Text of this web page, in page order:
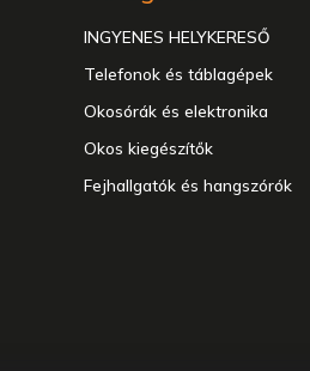
INGYENES HELYKERESŐ
Telefonok és táblagépek
Okosórák és elektronika
Okos kiegészítők
Fejhallgatók és hangszórók